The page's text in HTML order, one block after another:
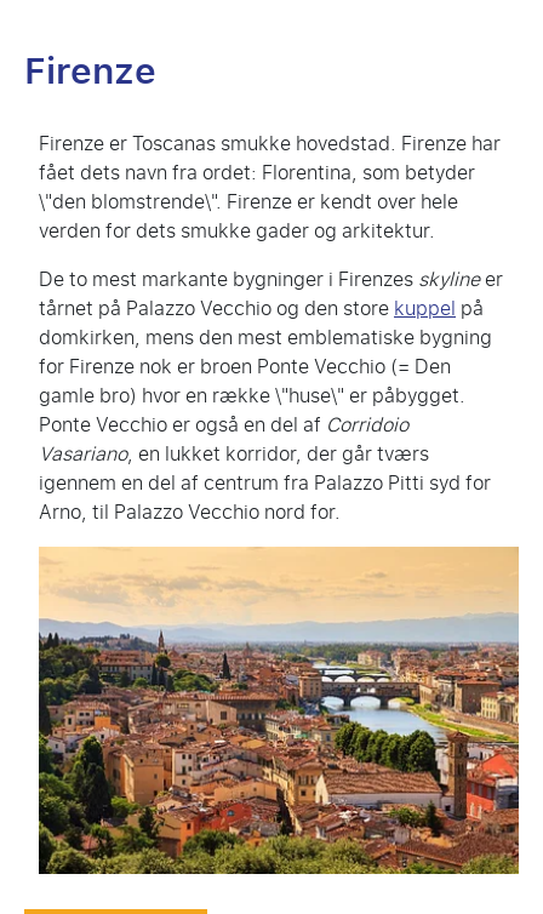
Firenze
Firenze er Toscanas smukke hovedstad. Firenze har
fået dets navn fra ordet: Florentina, som betyder
\"den blomstrende\". Firenze er kendt over hele
verden for dets smukke gader og arkitektur.
De to mest markante bygninger i Firenzesskylineer
tårnet på Palazzo Vecchio og den storekuppelpå
domkirken, mens den mest emblematiske bygning
for Firenze nok er broen Ponte Vecchio (= Den
gamle bro) hvor en række \"huse\" er påbygget.
Ponte Vecchio er også en del af Corridoio
Vasariano, en lukket korridor, der går tværs
igennem en del af centrum fra Palazzo Pitti syd for
Arno, til Palazzo Vecchio nord for.